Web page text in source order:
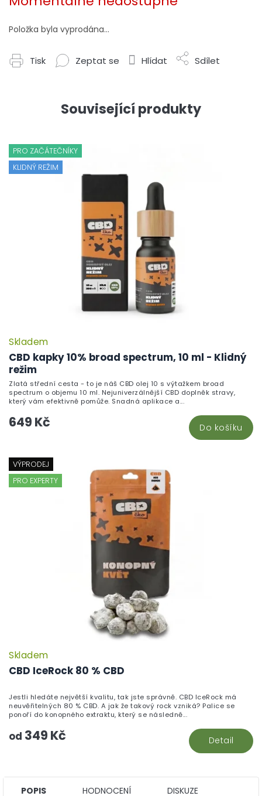
Položka byla vyprodána…
Tisk Zeptat se Hlídat Sdílet
Související produkty
PRO ZAČÁTEČNÍKY
KLIDNÝ REŽIM
CBD kapky 10% broad spectrum, 10 ml - Klidný
režim
Skladem
649 Kč Do košíku
Zlatá střední cesta - to je náš CBD olej 10 s výtažkem broad
spectrum o objemu 10 ml. Nejuniverzálnější CBD doplněk stravy,
který vám efektivně pomůže. Snadná aplikace a...
VÝPRODEJ
PRO EXPERTY
CBD IceRock 80 % CBD
Skladem
od 349 Kč Detail
Jestli hledáte největší kvalitu, tak jste správně. CBD IceRock má
neuvěřitelných 80 % CBD. A jak že takový rock vzniká? Palice se
ponoří do konopného extraktu, který se následně...
POPIS HODNOCENÍ DISKUZE